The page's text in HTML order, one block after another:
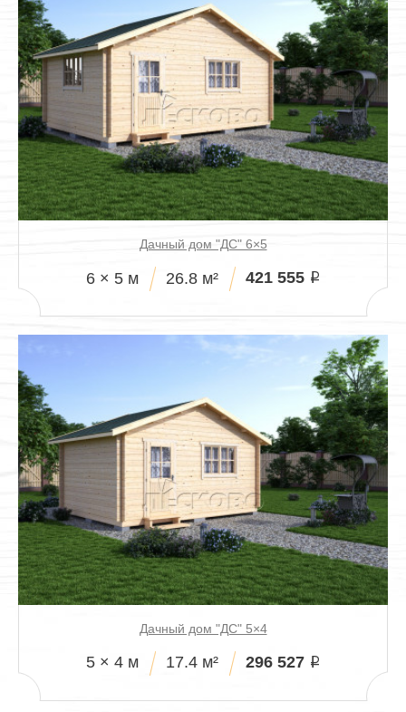
Дачный дом "ДС" 6×5
6 × 5 м 26.8 м² 421 555 i
Дачный дом "ДС" 5×4
5 × 4 м 17.4 м² 296 527 i